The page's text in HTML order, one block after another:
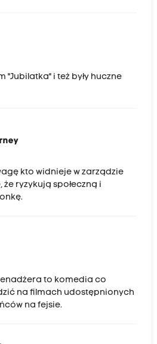
"Jubilatka" i też były huczne
kto widnieje w zarządzie
że ryzykują społeczną i
to komedia co
na filmach udostępnionych
na fejsie.